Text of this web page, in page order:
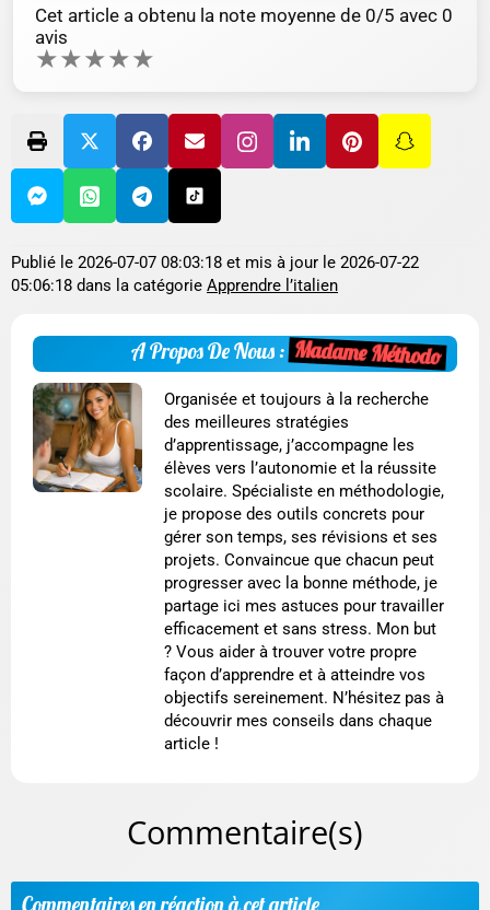
Cet article a obtenu la note moyenne de 0/5 avec 0
avis
★★★★★
Publié le 2026-07-07 08:03:18 et mis à jour le 2026-07-22
05:06:18 dans la catégorie Apprendre l’italien
A Propos De Nous :Madame Méthodo
Organisée et toujours à la recherche
des meilleures stratégies
d’apprentissage, j’accompagne les
élèves vers l’autonomie et la réussite
scolaire. Spécialiste en méthodologie,
je propose des outils concrets pour
gérer son temps, ses révisions et ses
projets. Convaincue que chacun peut
progresser avec la bonne méthode, je
partage ici mes astuces pour travailler
efficacement et sans stress. Mon but
? Vous aider à trouver votre propre
façon d’apprendre et à atteindre vos
objectifs sereinement. N’hésitez pas à
découvrir mes conseils dans chaque
article !
Commentaire(s)